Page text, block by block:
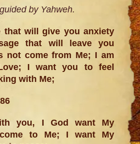
by Yahweh.
that will give you anxiety
that will leave you
not come from Me; I am
I want you to feel
with Me;
you, I God want My
to Me; I want My